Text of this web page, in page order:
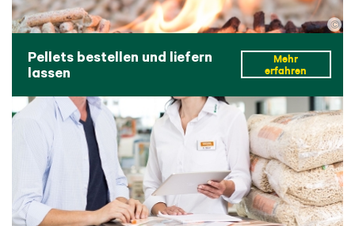
Pellets bestellen und liefern
lassen
Mehr
erfahren
©